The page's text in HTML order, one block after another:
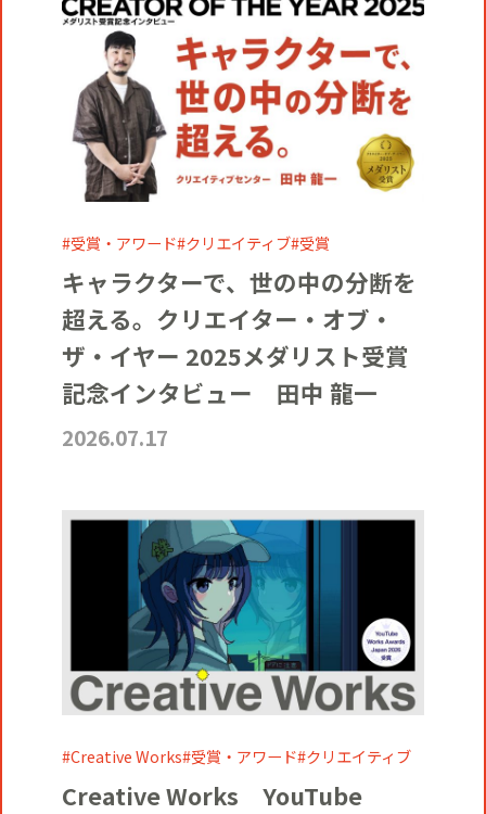
受賞・アワード クリエイティブ 受賞
キャラクターで、世の中の分断を
超える。クリエイター・オブ・
ザ・イヤー 2025メダリスト受賞
記念インタビュー 田中 龍一
2026.07.17
Creative Works 受賞・アワード クリエイティブ
Creative Works YouTube